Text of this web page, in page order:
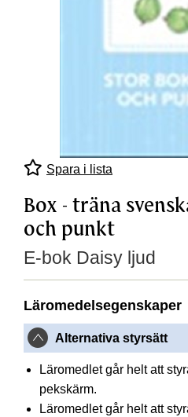
Spara i lista
Box - träna
och punkt
E-bok Daisy ljud
Läromedelsegenskaper
Alternativa styrsätt
Läromedlet går helt att
pekskärm.
Läromedlet går helt att